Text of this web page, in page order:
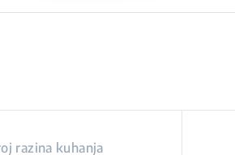
razina kuhanja